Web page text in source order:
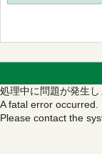
処理中に問題が発生し
A fatal error occurred.
Please contact the